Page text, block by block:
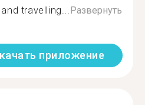
travelling...Развернуть
приложение